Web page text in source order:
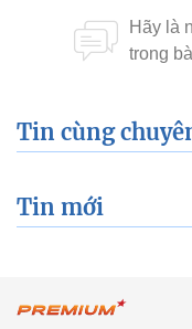
Tin cùng
Tin mới